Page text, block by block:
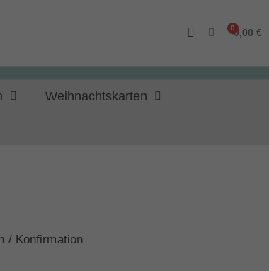
0,00 €
Weihnachtskarten
/ Konfirmation